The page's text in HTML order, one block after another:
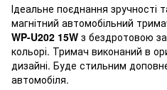
Ідеальне поєднання зручності
магнітний автомобільний
WP-U202 15W з бездротовою
кольорі. Тримач виконаний в
дизайні. Буде стильним
автомобіля.